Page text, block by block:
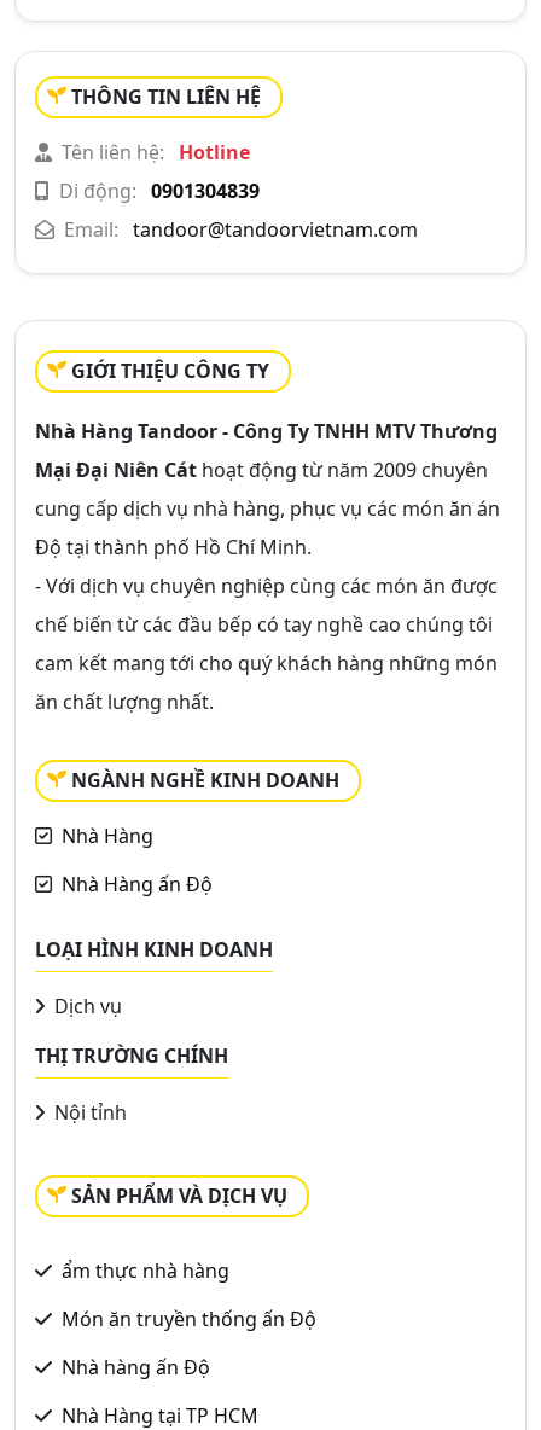
THÔNG TIN LIÊN HỆ
Tên liên hệ:
Hotline
Di động: 0901304839
Email: tandoor@tandoorvietnam.com
GIỚI THIỆU CÔNG TY
Nhà Hàng Tandoor - Công Ty TNHH MTV Thương
Mại Đại Niên Cát hoạt động từ năm 2009 chuyên
cung cấp dịch vụ nhà hàng, phục vụ các món ăn án
Độ tại thành phố Hồ Chí Minh.
- Với dịch vụ chuyên nghiệp cùng các món ăn được
chế biến từ các đầu bếp có tay nghề cao chúng tôi
cam kết mang tới cho quý khách hàng những món
ăn chất lượng nhất.
NGÀNH NGHỀ KINH DOANH
Nhà Hàng
Nhà Hàng ấn Độ
LOẠI HÌNH KINH DOANH
Dịch vụ
THỊ TRƯỜNG CHÍNH
Nội tỉnh
SẢN PHẨM VÀ DỊCH VỤ
ẩm thực nhà hàng
Món ăn truyền thống ấn Độ
Nhà hàng ấn Độ
Nhà Hàng tại TP HCM